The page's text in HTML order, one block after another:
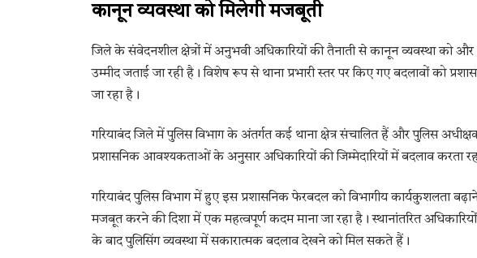
कानून व्यवस्था को मिलेगी मजबूती
जिले के संवेदनशील क्षेत्रों में अनुभवी अधिकारियों की तैनाती से कानून व्यवस्था को
उम्मीद जताई जा रही है। विशेष रूप से थाना प्रभारी स्तर पर किए गए बदलावों को
जा रहा है।
गरियाबंद जिले में पुलिस विभाग के अंतर्गत कई थाना क्षेत्र संचालित हैं और पुलिस
प्रशासनिक आवश्यकताओं के अनुसार अधिकारियों की जिम्मेदारियों में बदलाव करता
गरियाबंद पुलिस विभाग में हुए इस प्रशासनिक फेरबदल को विभागीय कार्यकुशलता
मजबूत करने की दिशा में एक महत्वपूर्ण कदम माना जा रहा है। स्थानांतरित
के बाद पुलिसिंग व्यवस्था में सकारात्मक बदलाव देखने को मिल सकते हैं।